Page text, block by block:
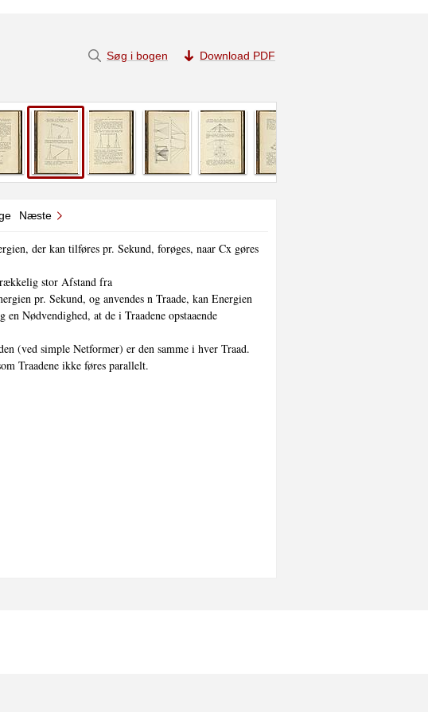
Næste
der kan tilføres pr. Sekund, forøges, naar Cx gøres
stor Afstand fra
pr. Sekund, og anvendes n Traade, kan Energien
en Nødvendighed, at de i Traadene opstaaende
(ved simple Netformer) er den samme i hver Traad.
Søg i bogen Download PDF